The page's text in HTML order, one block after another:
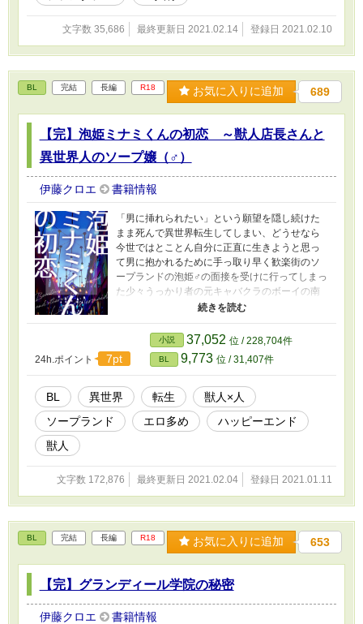
文字数 35,686 最終更新日 2021.02.14 登録日 2021.02.10
BL 完結 長編 R18 お気に入りに追加 689
【完】泡姫ミナミくんの初恋 ～獣人店長さんと
異世界人のソープ嬢（♂）
伊藤クロエ 書籍情報
「男に挿れられたい」という願望を隠し続けた
まま死んで異世界転生してしまい、どうせなら
今世ではとことん自分に正直に生きようと思っ
て男に抱かれるために手っ取り早く歓楽街のソ
ープランドの泡姫♂の面接を受けに行ってしまっ
た少々うっかり者の元キャバクラのボーイの南
くんと、ソープ♂店のノンケ雇われ虎獣人店長の
のいい兄貴肌の虎の獣人店長さんが、素朴な性
格の割りに無自覚ビッチなニンゲン・ミナミく
んを一人前の泡姫にきっちり躾けようとするう
ちに色々あって最後はラブラブハピエンになり
ます。 ■主人公（受）が店長（攻）以外のお客を
取るシーンがあります（本番アリですが詳細な
描写は出て来ません） ■最終的には獣人店長×人
24h.ポイント 7pt
小説 37,052 位 / 228,704件
BL 9,773 位 / 31,407件
BL 異世界 転生
獣人×人
ソープランド
エロ多め
ハッピーエンド
獣人
文字数 172,876 最終更新日 2021.02.04 登録日 2021.01.11
BL 完結 長編 R18 お気に入りに追加 653
【完】グランディール学院の秘密
伊藤クロエ 書籍情報